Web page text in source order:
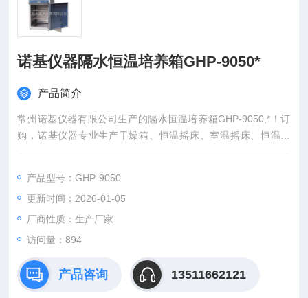
诺基仪器隔水恒温培养箱GHP-9050*
产品简介
常州诺基仪器有限公司生产的隔水恒温培养箱GHP-9050,*！订
购，诺基仪器专业生产干燥箱、恒温摇床、室温摇床、恒温油
槽、恒温水槽、低温恒温槽、恒温水浴锅、恒温培养箱、人工气
应系统、超声波细胞破碎仪等仪器
产品型号：GHP-9050
更新时间：2026-01-05
厂商性质：生产厂家
访问量：894
产品咨询 13511662121